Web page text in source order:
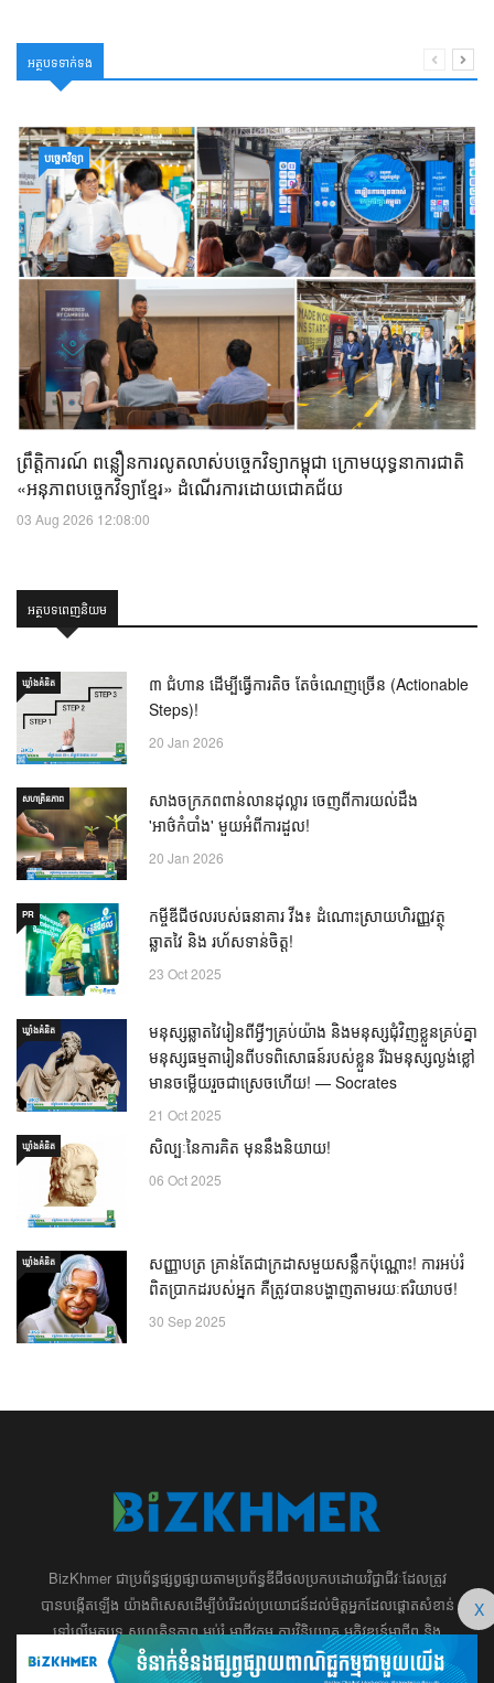
អត្ថបទទាក់ទង
បច្ចេកវិទ្យា
ព្រឹត្តិការណ៍ ពន្លឿនការលូតលាស់បច្ចេកវិទ្យាកម្ពុជា ក្រោមយុទ្ធនាការជាតិ
«អនុភាពបច្ចេកវិទ្យាខ្មែរ» ដំណើរការដោយជោគជ័យ
03 Aug 2026 12:08:00
អត្ថបទពេញនិយម
ឃ្លាំង​គំនិត
៣ ជំហាន ដើម្បីធ្វើការតិច តែចំណេញច្រើន (Actionable
Steps)!
20 Jan 2026
សហគ្រិនភាព
សាងចក្រភពពាន់លានដុល្លារ ចេញពីការយល់ដឹង
'អាថ៌កំបាំង' មួយអំពីការដួល!
20 Jan 2026
PR
កម្ចីឌីជីថលរបស់ធនាគារ វីង៖ ដំណោះស្រាយហិរញ្ញវត្ថុ
ឆ្លាតវៃ និង រហ័សទាន់ចិត្ត!
23 Oct 2025
ឃ្លាំង​គំនិត
មនុស្សឆ្លាតវៃរៀនពីអ្វីៗគ្រប់យ៉ាង និងមនុស្សជុំវិញខ្លួនគ្រប់គ្នា
មនុស្សធម្មតារៀនពីបទពិសោធន៍របស់ខ្លួន រីឯមនុស្សល្ងង់ខ្លៅ
មានចម្លើយរួចជាស្រេចហើយ! — Socrates
21 Oct 2025
ឃ្លាំង​គំនិត សិល្បៈនៃការគិត មុននឹងនិយាយ!
06 Oct 2025
ឃ្លាំង​គំនិត
សញ្ញាបត្រ គ្រាន់តែជាក្រដាសមួយសន្លឹកប៉ុណ្ណោះ! ការអប់រំ
ពិតប្រាកដរបស់អ្នក គឺត្រូវបានបង្ហាញតាមរយៈឥរិយាបថ!
30 Sep 2025
BizKhmer ​ជា​​ប្រព័ន្ធ​ផ្សព្វផ្សាយ​តាម​ប្រព័ន្ធ​ឌីជីថល​​​ប្រកប​ដោយ​វិជ្ជាជីវៈ​ដែល​​​ត្រូវ​
បាន​បង្កើតឡើង យ៉ាង​ពិសេស​​ដើម្បី​បំរើ​ដល់​ប្រយោជន៍​​​ដល់​មិត្ត​អ្នក​ដែល​ផ្ដោត​សំខាន់​
ទៅ​លើ​អត្ថបទ​ សហគ្រិន​ភាព អប់រំ ​​អាជីវកម្ម​ ​ការ​វិនិយោគ​ ​អភិវឌ្ឍន៍​អាជីព​ និង​
អចលនទ្រព្យ។ ​ក្រុម​​ការងារ​របស់​យើង​ ​​ មាន​ឆន្ទៈ​​មុតមាំ​​​ក្នុង​​ការ​សរសេរ​​អត្ថបទ​​ ដែល​
X